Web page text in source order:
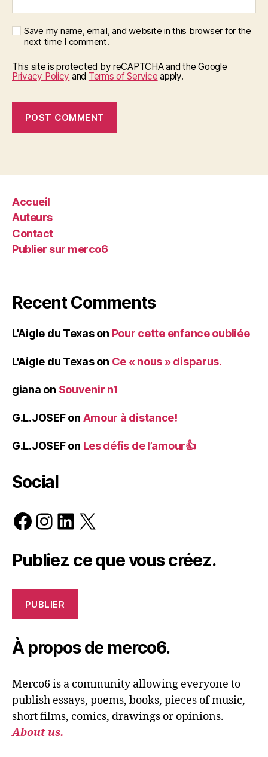
Save my name, email, and website in this browser for the
next time I comment.
This site is protected by reCAPTCHA and the Google
Privacy Policy and Terms of Service apply.
Accueil
Auteurs
Contact
Publier sur merco6
Recent Comments
L'Aigle du Texason Pour cette enfance oubliée
L'Aigle du Texason Ce « nous » disparus.
giana on Souvenir n1
G.L.JOSEFon Amour à distance!
G.L.JOSEFon Les défis de l’amour👍
Social
Facebook
Instagram
LinkedIn
X
Publiez ce que vous créez.
PUBLIER
À propos de merco6.
Merco6 is a community allowing everyone to
publish essays, poems, books, pieces of music,
short films, comics, drawings or opinions.
About us.